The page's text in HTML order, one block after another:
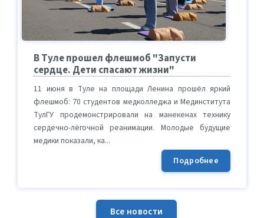
В Туле прошел флешмоб "Запусти
сердце. Дети спасают жизни"
11 июня в Туле на площади Ленина прошёл яркий
флешмоб: 70 студентов медколледжа и Мединститута
ТулГУ продемонстрировали на манекенах технику
сердечно-лёгочной реанимации. Молодые будущие
медики показали, ка...
Подробнее
Все новости